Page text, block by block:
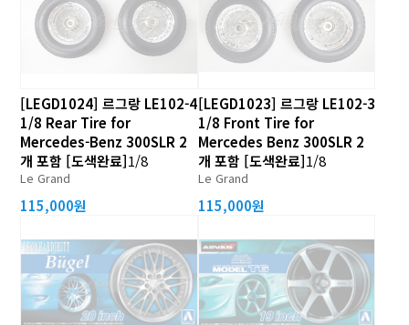
[LEGD1024] 르그랑 LE102-4
1/8 Rear Tire for
Mercedes-Benz 300SLR 2
개 포함 [도색완료]1/8
Le Grand
115,000원
[LEGD1023] 르그랑 LE102-3
1/8 Front Tire for
Mercedes Benz 300SLR 2
개 포함 [도색완료]1/8
Le Grand
115,000원